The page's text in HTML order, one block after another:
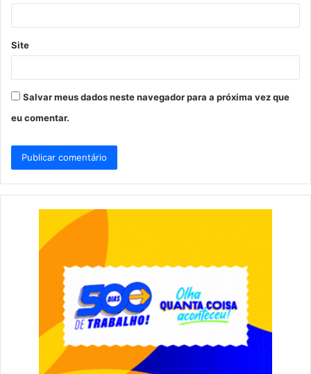
*
Site
Salvar meus dados neste navegador para a próxima vez que
eu comentar.